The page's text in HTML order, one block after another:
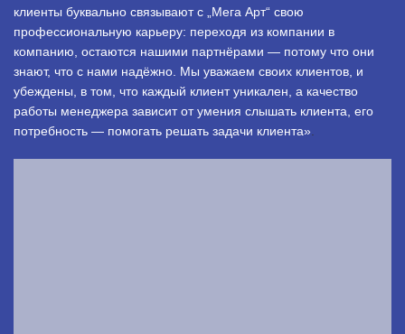
клиенты буквально связывают с „Мега Арт“ свою
профессиональную карьеру: переходя из компании в
компанию, остаются нашими партнёрами — потому что они
знают, что с нами надёжно. Мы уважаем своих клиентов, и
убеждены, в том, что каждый клиент уникален, а качество
работы менеджера зависит от умения слышать клиента, его
потребность — помогать решать задачи клиента»